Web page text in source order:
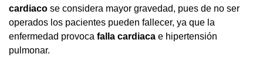
cardiaco se considera mayor gravedad, pues de no ser
operados los pacientes pueden fallecer, ya que la
enfermedad provoca falla cardiaca e hipertensión
pulmonar.